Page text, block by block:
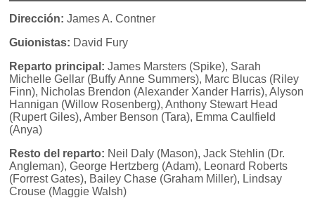
Dirección: James A. Contner
Guionistas: David Fury
Reparto principal: James Marsters (Spike), Sarah
Michelle Gellar (Buffy Anne Summers), Marc Blucas (Riley
Finn), Nicholas Brendon (Alexander Xander Harris), Alyson
Hannigan (Willow Rosenberg), Anthony Stewart Head
(Rupert Giles), Amber Benson (Tara), Emma Caulfield
(Anya)
Resto del reparto: Neil Daly (Mason), Jack Stehlin (Dr.
Angleman), George Hertzberg (Adam), Leonard Roberts
(Forrest Gates), Bailey Chase (Graham Miller), Lindsay
Crouse (Maggie Walsh)